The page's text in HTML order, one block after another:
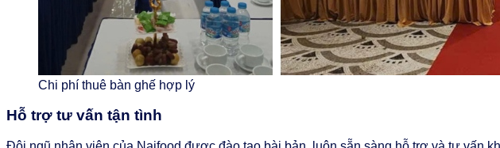
Chi phí thuê bàn ghế hợp lý
Hỗ trợ tư vấn tận tình